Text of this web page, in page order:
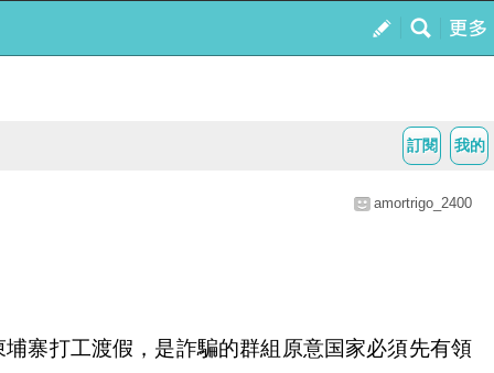
我的
訂閱
amortrigo_2400
寨打工渡假，是詐騙的群組原意国家必須先有領